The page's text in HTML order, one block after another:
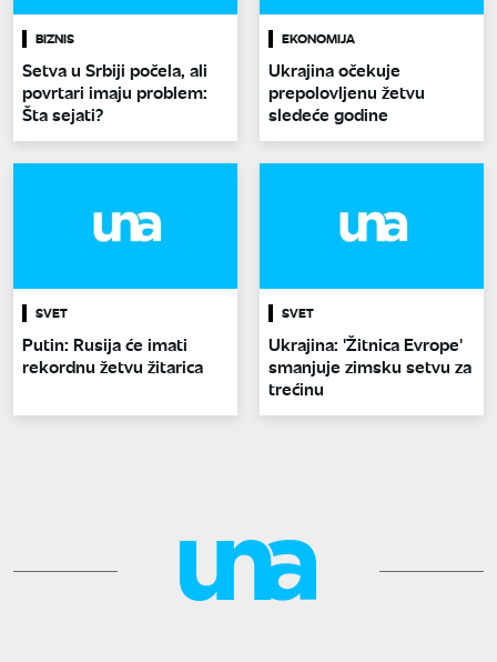
BIZNIS
Setva u Srbiji počela, ali
povrtari imaju problem:
Šta sejati?
EKONOMIJA
Ukrajina očekuje
prepolovljenu žetvu
sledeće godine
SVET
Putin: Rusija će imati
rekordnu žetvu žitarica
SVET
Ukrajina: 'Žitnica Evrope'
smanjuje zimsku setvu za
trećinu